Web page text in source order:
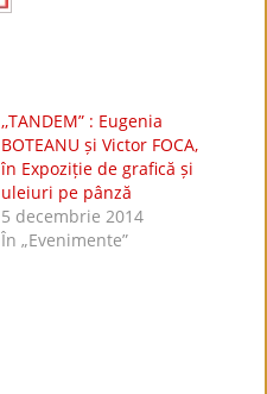
,,TANDEM” : Eugenia
BOTEANU și Victor FOCA,
în Expoziție de grafică și
uleiuri pe pânză
5 decembrie 2014
În „Evenimente”